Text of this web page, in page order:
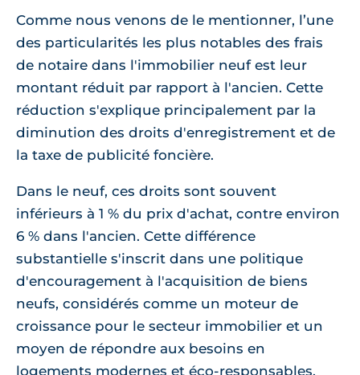
Comme nous venons de le mentionner, l’une
des particularités les plus notables des frais
de notaire dans l'immobilier neuf est leur
montant réduit par rapport à l'ancien. Cette
réduction s'explique principalement par la
diminution des droits d'enregistrement et de
la taxe de publicité foncière.
Dans le neuf, ces droits sont souvent
inférieurs à 1 % du prix d'achat, contre environ
6 % dans l'ancien. Cette différence
substantielle s'inscrit dans une politique
d'encouragement à l'acquisition de biens
neufs, considérés comme un moteur de
croissance pour le secteur immobilier et un
moyen de répondre aux besoins en
logements modernes et éco-responsables.